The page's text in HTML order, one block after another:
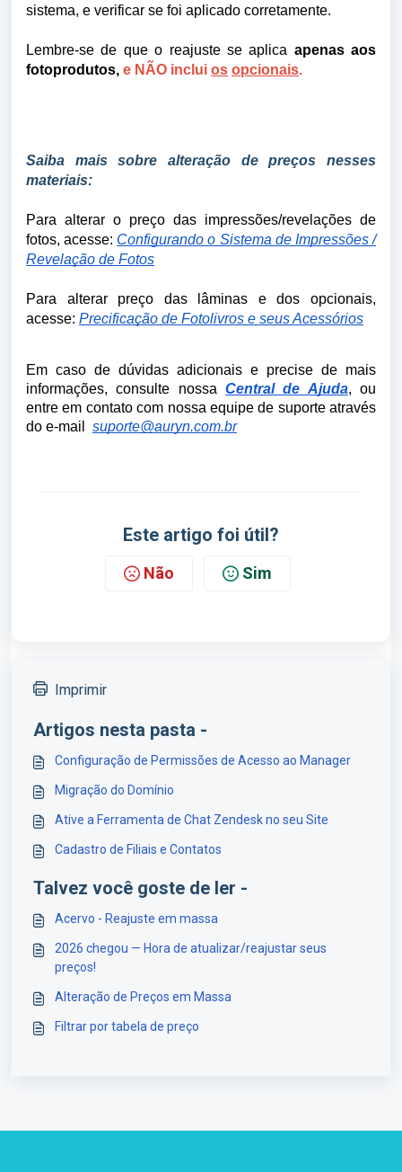
sistema, e verificar se foi aplicado corretamente.
Lembre-se de que o reajuste se aplica apenas aos
fotoprodutos, e NÃO inclui os opcionais.
Saiba mais sobre alteração de preços nesses
materiais:
Para alterar o preço das impressões/revelações de
fotos, acesse: Configurando o Sistema de Impressões /
Revelação de Fotos
Para alterar preço das lâminas e dos opcionais,
acesse: Precificação de Fotolivros e seus Acessórios
Em caso de dúvidas adicionais e precise de mais
informações, consulte nossa Central de Ajuda, ou
entre em contato com nossa equipe de suporte através
do e-mail suporte@auryn.com.br
Este artigo foi útil?
Não Sim
Imprimir
Artigos nesta pasta -
Configuração de Permissões de Acesso ao Manager
Migração do Domínio
Ative a Ferramenta de Chat Zendesk no seu Site
Cadastro de Filiais e Contatos
Talvez você goste de ler -
Acervo - Reajuste em massa
2026 chegou — Hora de atualizar/reajustar seus
preços!
Alteração de Preços em Massa
Filtrar por tabela de preço